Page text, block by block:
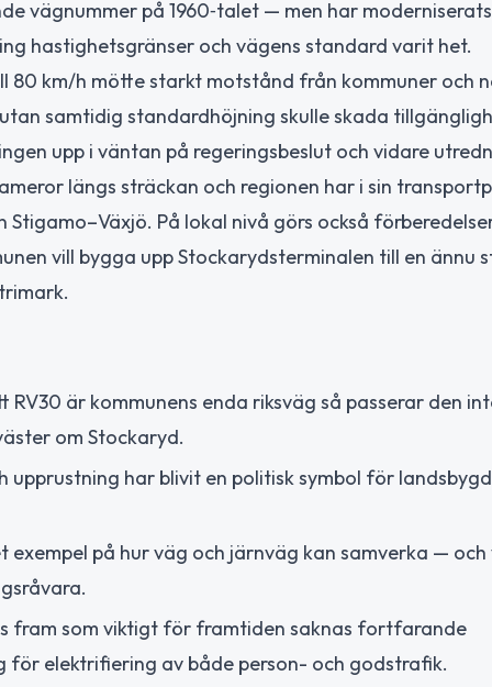
vägnummer på 1960‑talet — men har
hastighetsgränser och vägens standard varit het.
km/h mötte starkt motstånd från kommuner och
samtidig standardhöjning skulle skada
upp i väntan på regeringsbeslut och vidare
längs sträckan och regionen har i sin
På lokal nivå görs också
vill bygga upp Stockarydsterminalen till en ännu
RV30 är kommunens enda riksväg så passerar den
om Stockaryd.
har blivit en politisk symbol för
exempel på hur väg och järnväg kan samverka —
fram som viktigt för framtiden saknas fortfarande
för elektrifiering av både person- och godstrafik.